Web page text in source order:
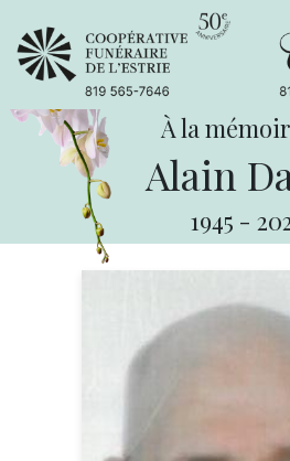
À la
Alain
1945 -